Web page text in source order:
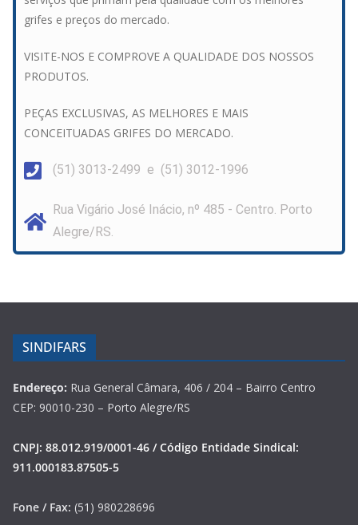
grifes e preços do mercado.
VISITE-NOS E COMPROVE A QUALIDADE DOS NOSSOS
PRODUTOS.
PEÇAS EXCLUSIVAS, AS MELHORES E MAIS
CONCEITUADAS GRIFES DO MERCADO.
(51) 3013-2499 e (51) 3012-1996
Rua Vigário José Inácio, nº 485 - Centro. Porto
Alegre/RS.
SINDIFARS
Endereço: Rua General Câmara, 406 / 204 – Bairro Centro
CEP: 90010-230 – Porto Alegre/RS
CNPJ: 88.012.919/0001-46 / Código Entidade Sindical:
911.000183.87505-5
Fone / Fax: (51) 980228696